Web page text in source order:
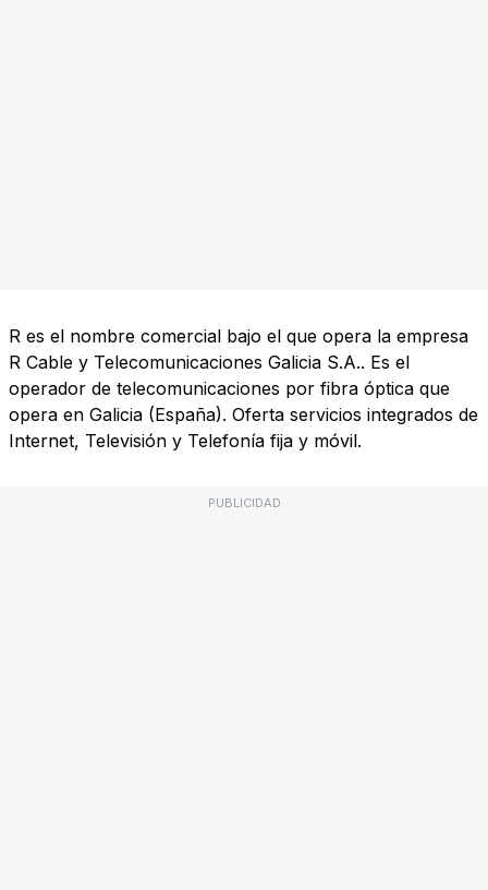
R es el nombre comercial bajo el que opera la empresa
R Cable y Telecomunicaciones Galicia S.A.. Es el
operador de telecomunicaciones por fibra óptica que
opera en Galicia (España). Oferta servicios integrados de
Internet, Televisión y Telefonía fija y móvil.
PUBLICIDAD